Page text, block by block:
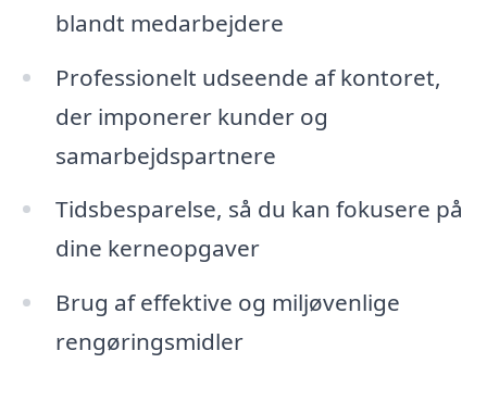
blandt medarbejdere
Professionelt udseende af kontoret,
der imponerer kunder og
samarbejdspartnere
Tidsbesparelse, så du kan fokusere på
dine kerneopgaver
Brug af effektive og miljøvenlige
rengøringsmidler